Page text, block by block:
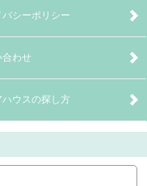
バシーポリシー
合わせ
ハウスの探し方